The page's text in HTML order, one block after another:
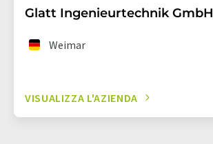
Glatt Ingenieurtechnik GmbH
Weimar
VISUALIZZA L'AZIENDA